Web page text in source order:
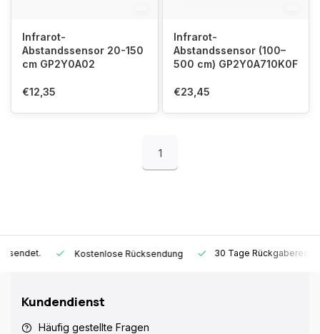
Infrarot-
Abstandssensor 20-150
cm GP2Y0A02
€12,35
Infrarot-
Abstandssensor (100–
500 cm) GP2Y0A710K0F
€23,45
1
Kostenlose Rücksendung 30 Tage Rückgaberecht
Kundendienst
Häufig gestellte Fragen